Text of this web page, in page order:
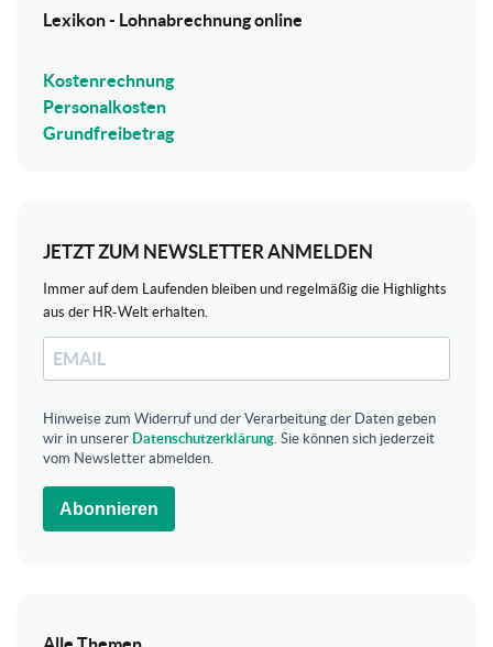
Lexikon - Lohnabrechnung online
Kostenrechnung
Personalkosten
Grundfreibetrag
JETZT ZUM NEWSLETTER ANMELDEN
Immer auf dem Laufenden bleiben und regelmäßig die Highlights
aus der HR-Welt erhalten.
Hinweise zum Widerruf und der Verarbeitung der Daten geben
wir in unserer Datenschutzerklärung. Sie können sich jederzeit
vom Newsletter abmelden.
Abonnieren